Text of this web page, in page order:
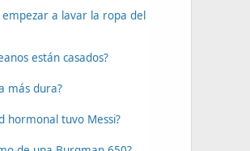
empezar a lavar la ropa del
están casados?
más dura?
hormonal tuvo Messi?